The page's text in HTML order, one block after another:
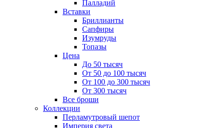
Палладий
Вставки
Бриллианты
Сапфиры
Изумруды
Топазы
Цена
До 50 тысяч
От 50 до 100 тысяч
От 100 до 300 тысяч
От 300 тысяч
Все броши
Коллекции
Перламутровый шепот
Империя света